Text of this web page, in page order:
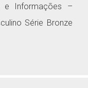
e Informações –
Série Bronze